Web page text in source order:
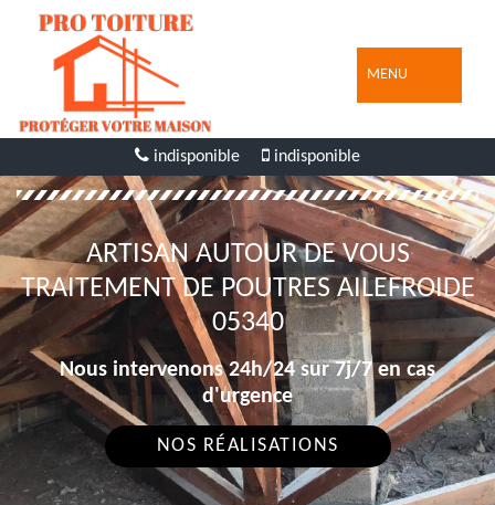
MENU
indisponible indisponible
ARTISAN AUTOUR DE VOUS
TRAITEMENT DE POUTRES AILEFROIDE
05340
Nous intervenons 24h/24 sur 7j/7 en cas
d'urgence
NOS RÉALISATIONS